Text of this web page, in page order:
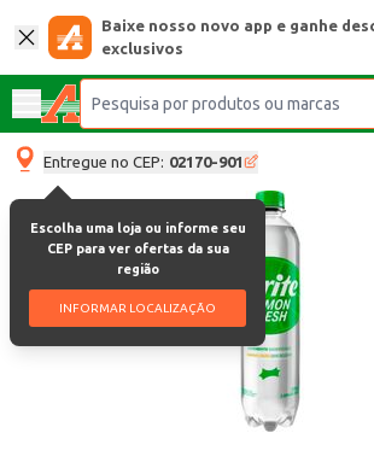
Baixe nosso novo app e ganhe
exclusivos
Entregue no CEP: 02170-901
Escolha uma loja ou informe seu
CEP para ver ofertas da sua
região
INFORMAR LOCALIZAÇÃO